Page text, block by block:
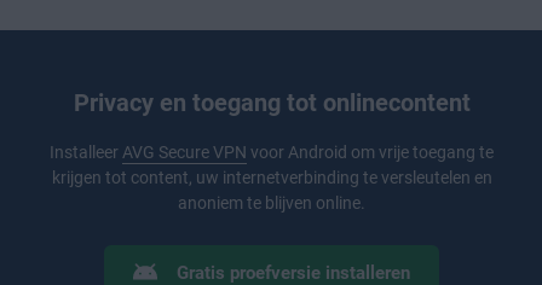
Privacy en toegang tot onlinecontent
Installeer AVG Secure VPN voor Android om vrije toegang te
krijgen tot content, uw internetverbinding te versleutelen en
anoniem te blijven online.
Gratis proefversie installeren